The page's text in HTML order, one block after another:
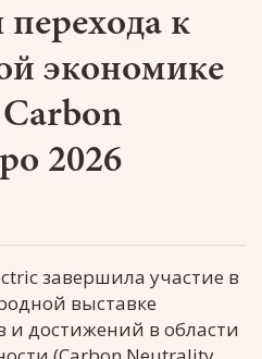
к
экономике
2026
завершила участие в
выставке
и достижений в области